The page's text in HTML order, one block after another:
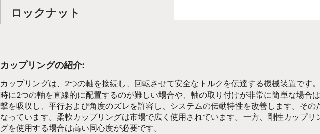
ロックナット
カップリングの紹介:
カップリングは、2つの軸を接続し、回転させて安全なトルクを伝達する機械装置で
時に2つの軸を直線的に配置するのが難しい場合や、軸の取り付けが非常に簡単な場
撃を吸収し、平行および角度のズレを許容し、システムの伝動特性を改善します。そ
なっています。柔軟カップリングは市場で広く使用されています。一方、剛性カップ
グを使用する場合は高い同心度が必要です。